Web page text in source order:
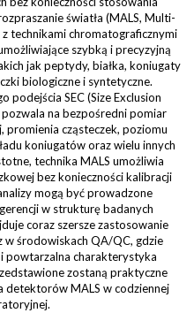
światła (MALS, Multi-
z technikami chromatograficznymi
szybką i precyzyjną
jak peptydy, białka, koniugaty
biologiczne i syntetyczne.
podejścia SEC (Size Exclusion
na bezpośredni pomiar
promienia cząsteczek, poziomu
koniugatów oraz wielu innych
technika MALS umożliwia
bez konieczności kalibracji
mogą być prowadzone
w strukturę badanych
coraz szersze zastosowanie
środowiskach QA/QC, gdzie
powtarzalna charakterystyka
zostaną praktyczne
detektorów MALS w codziennej